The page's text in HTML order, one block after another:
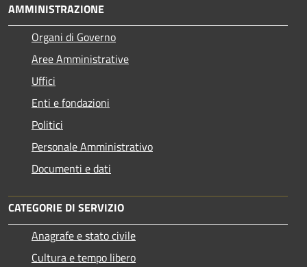
AMMINISTRAZIONE
Organi di Governo
Aree Amministrative
Uffici
Enti e fondazioni
Politici
Personale Amministrativo
Documenti e dati
CATEGORIE DI SERVIZIO
Anagrafe e stato civile
Cultura e tempo libero